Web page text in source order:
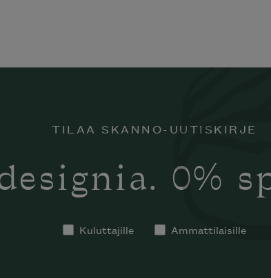
TILAA SKANNO-UUTISKIRJE
0%
Kuluttajille Ammattilaisille